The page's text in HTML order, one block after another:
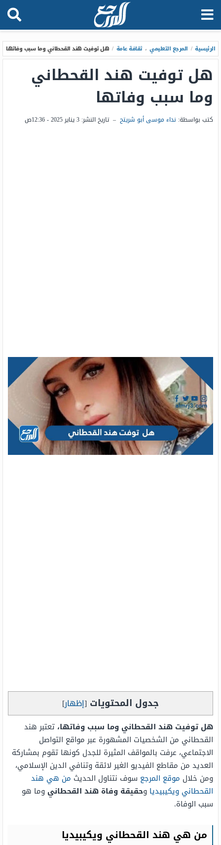
الرئيسية / المرجع التعليمي ، ثقافة عامة / هل توفيت هند القحطاني وما سبب وفاتها
هل توفيت هند القحطاني
وما سبب وفاتها
كتب بواسطة: نداء موسى أبو شريتح – تاريخ النشر: 3 يناير 2025 - 12:36ص
جدول المحتويات [إظهار]
هل توفيت هند القحطاني وما سبب وفاتها، تعتبر هند
القحطاني من الشخصيات المشهورة عبر مواقع التواصل
الاجتماعي، عرفت بالمواقف المثيرة للجدل كونها تقوم بمشاركة
العديد من مقاطع الفيديو الغير لائقة وتنافي الدين الإسلامي،
ومن خلال موقع المرجع سوف نتناول الحديث من هي هند
القحطاني ويكيبيديا وحقيقة وفاة هند القحطاني وما هو
سبب الوفاة.
من هي هند القحطاني ويكيبيديا